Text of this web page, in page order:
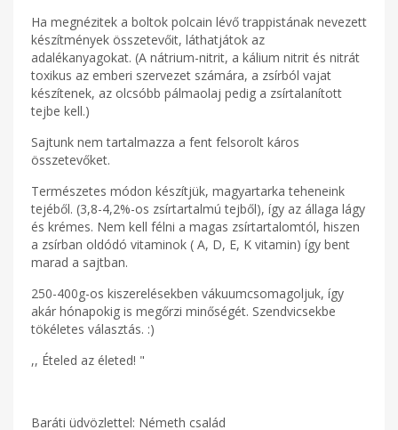
Ha megnézitek a boltok polcain lévő trappistának nevezett
készítmények összetevőit, láthatjátok az
adalékanyagokat. (A nátrium-nitrit, a kálium nitrit és nitrát
toxikus az emberi szervezet számára, a zsírból vajat
készítenek, az olcsóbb pálmaolaj pedig a zsírtalanított
tejbe kell.)
Sajtunk nem tartalmazza a fent felsorolt káros
összetevőket.
Természetes módon készítjük, magyartarka teheneink
tejéből. (3,8-4,2%-os zsírtartalmú tejből), így az állaga lágy
és krémes. Nem kell félni a magas zsírtartalomtól, hiszen
a zsírban oldódó vitaminok ( A, D, E, K vitamin) így bent
marad a sajtban.
250-400g-os kiszerelésekben vákuumcsomagoljuk, így
akár hónapokig is megőrzi minőségét. Szendvicsekbe
tökéletes választás. :)
,, Ételed az életed! "
Baráti üdvözlettel: Németh család